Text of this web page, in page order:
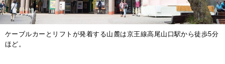
ケーブルカーとリフトが発着する山麓は京王線高尾山口駅から徒歩5分
ほど。